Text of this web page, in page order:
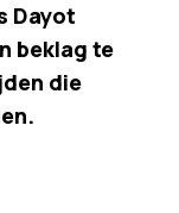
Dayot
beklag te
die